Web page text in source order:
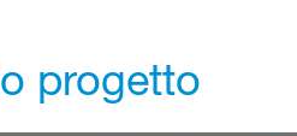
progetto